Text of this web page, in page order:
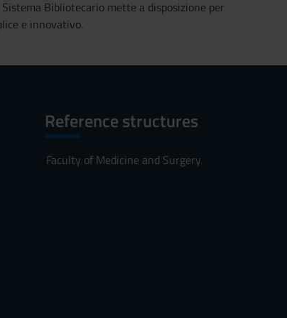
Bibliotecario mette a disposizione per
e innovativo.
Reference structures
Faculty of Medicine and Surgery